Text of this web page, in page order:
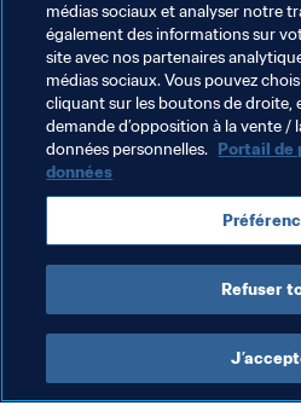
http://ethicsinsports.ch pour
détaillées sur le programme,
dont vous pouvez participer au
l'Éthique et le Leadership dans
Thèmes en lien
Organisation
médias sociaux et analyser notre
également des informations sur
site avec nos partenaires
médias sociaux. Vous pouvez
cliquant sur les boutons de droite,
demande d’opposition à la vente /
données personnelles. Portail de
données
Refuser